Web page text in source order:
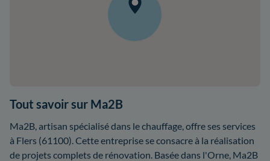
Tout savoir sur Ma2B
Ma2B, artisan spécialisé dans le chauffage, offre ses services
à Flers (61100). Cette entreprise se consacre à la réalisation
de projets complets de rénovation. Basée dans l'Orne, Ma2B